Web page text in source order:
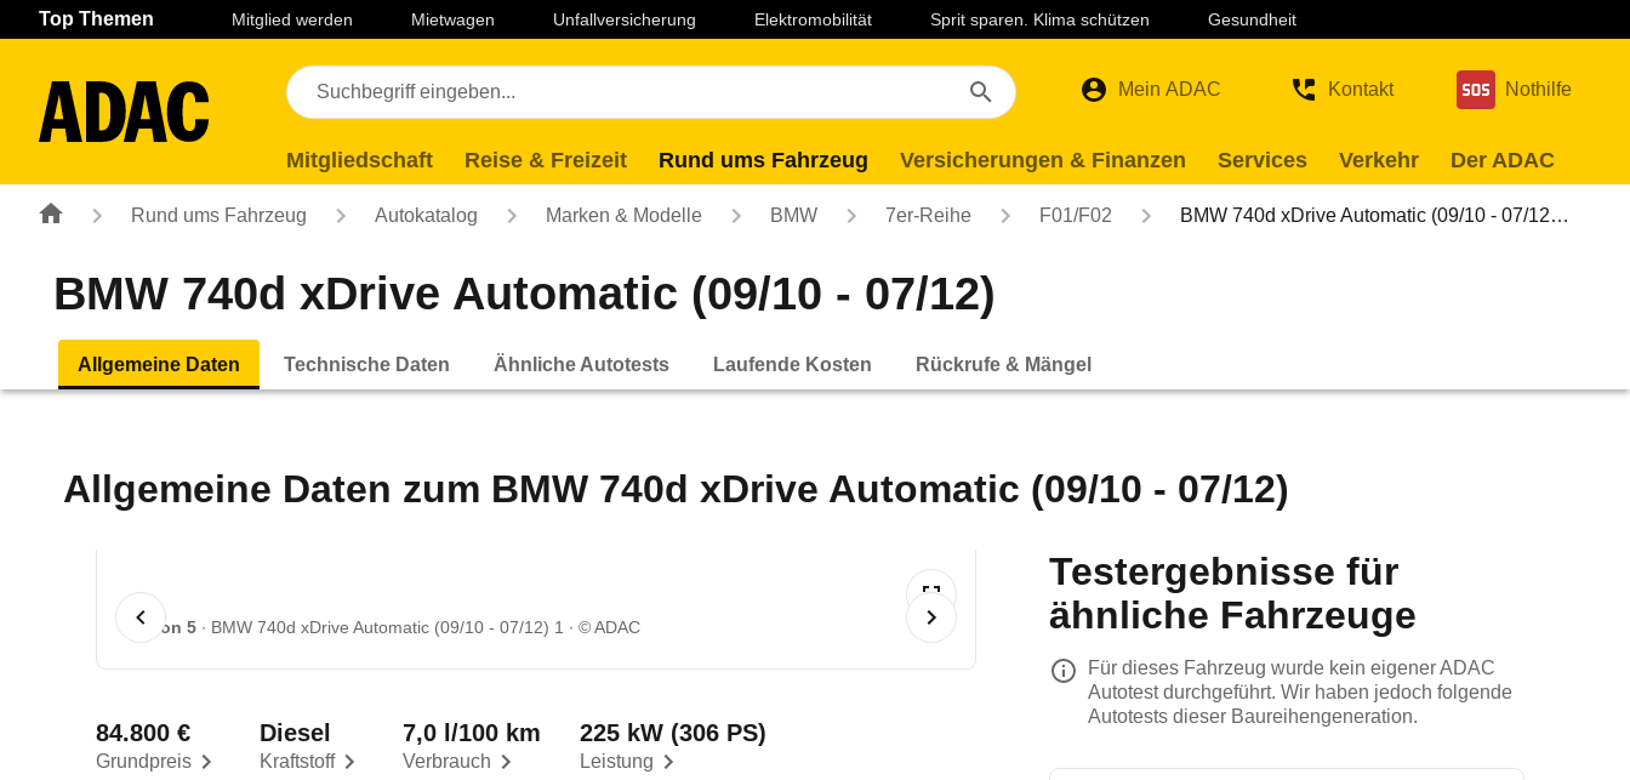
Navigation Seiteninhalt Fußzeile
Top Themen Mitglied werden Mietwagen Unfallversicherung Elektromobilität Sprit sparen. Klima schützen Gesundheit
Mein ADAC Kontakt Nothilfe
Mitgliedschaft Reise & Freizeit Rund ums Fahrzeug Versicherungen & Finanzen Services Verkehr Der ADAC
Rund ums Fahrzeug Autokatalog Marken & Modelle BMW 7er-Reihe F01/F02 BMW 740d xDrive Automatic (09/10 - 07/12…
BMW 740d xDrive Automatic (09/10 - 07/12)
Allgemeine Daten Technische Daten Ähnliche Autotests Laufende Kosten Rückrufe & Mängel
Allgemeine Daten zum BMW 740d xDrive Automatic (09/10 - 07/12)
1 von 5 BMW 740d xDrive Automatic (09/10 - 07/12) 1 © ADAC
Grundpreis
84.800 €
Kraftstoff
Diesel
Verbrauch
7,0 l/100 km
Leistung
225 kW (306 PS)
Testergebnisse für
ähnliche Fahrzeuge
Für dieses Fahrzeug wurde kein eigener ADAC
Autotest durchgeführt. Wir haben jedoch folgende
Autotests dieser Baureihengeneration.